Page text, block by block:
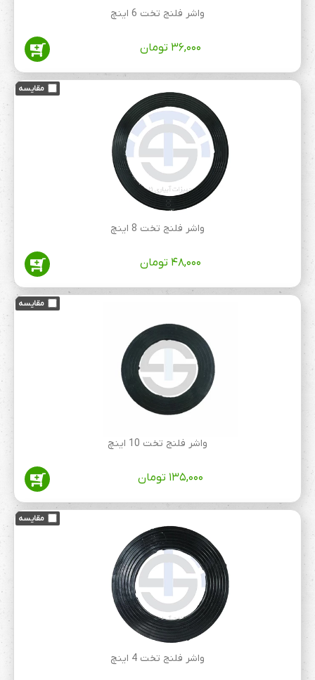
واشر فلنج تخت 6 اینچ
۳۶,۰۰۰ تومان
واشر فلنج تخت 8 اینچ
۴۸,۰۰۰ تومان
واشر فلنج تخت 10 اینچ
۱۳۵,۰۰۰ تومان
واشر فلنج تخت 4 اینچ